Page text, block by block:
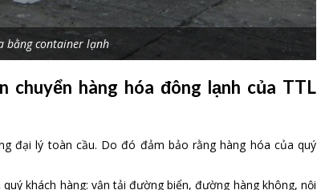
bằng container lạnh
hàng hóa đông lạnh của TTL
đại lý toàn cầu. Do đó đảm bảo rằng hàng hóa của quý
khách hàng: vận tải đường biển, đường hàng không, nội